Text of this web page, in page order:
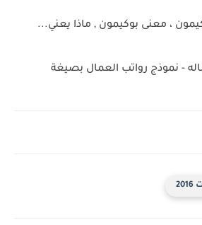
، معنى بوكيمون , ماذا يعني...
- نموذج رواتب العمال بصيغة